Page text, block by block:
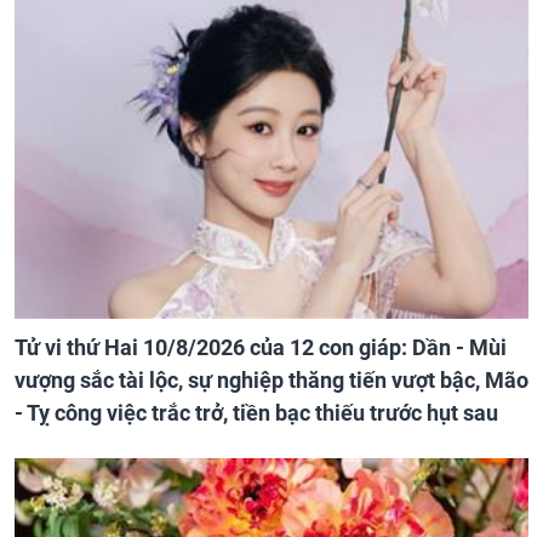
Tử vi thứ Hai 10/8/2026 của 12 con giáp: Dần - Mùi
vượng sắc tài lộc, sự nghiệp thăng tiến vượt bậc, Mão
- Tỵ công việc trắc trở, tiền bạc thiếu trước hụt sau